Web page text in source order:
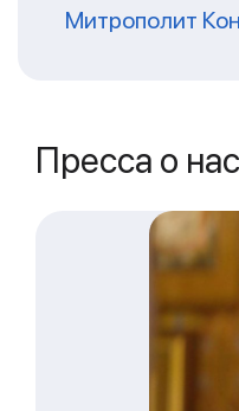
Митрополит
Пресса о нас